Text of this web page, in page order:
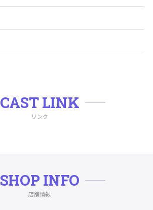
CAST LINK
リンク
SHOP INFO
店舗情報